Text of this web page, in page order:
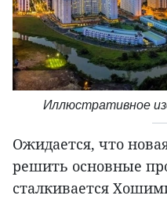
Иллюстративное
Ожидается, что
решить основные
сталкивается